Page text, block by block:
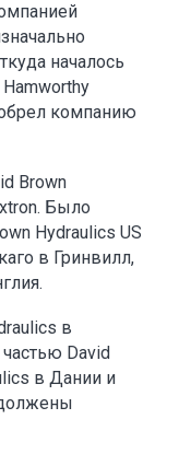
началось
компанию
Brown
Было
Hydraulics US
в Гринвилл,
в
David
в Дании и